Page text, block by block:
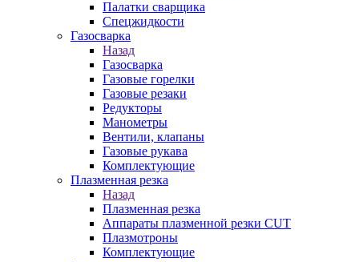
Палатки сварщика
Спецжидкости
Газосварка
Назад
Газосварка
Газовые горелки
Газовые резаки
Редукторы
Манометры
Вентили, клапаны
Газовые рукава
Комплектующие
Плазменная резка
Назад
Плазменная резка
Аппараты плазменной резки CUT
Плазмотроны
Комплектующие